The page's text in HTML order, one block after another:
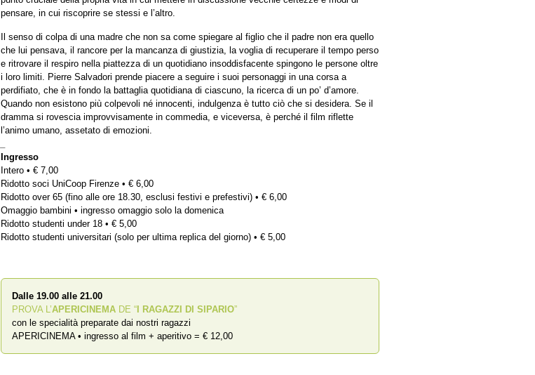
pensare, in cui riscoprire se stessi e l’altro.
Il senso di colpa di una madre che non sa come spiegare al figlio che il padre non era quello
che lui pensava, il rancore per la mancanza di giustizia, la voglia di recuperare il tempo perso
e ritrovare il respiro nella piattezza di un quotidiano insoddisfacente spingono le persone oltre
i loro limiti. Pierre Salvadori prende piacere a seguire i suoi personaggi in una corsa a
perdifiato, che è in fondo la battaglia quotidiana di ciascuno, la ricerca di un po’ d’amore.
Quando non esistono più colpevoli né innocenti, indulgenza è tutto ciò che si desidera. Se il
dramma si rovescia improvvisamente in commedia, e viceversa, è perché il film riflette
l’animo umano, assetato di emozioni.
Ingresso
Intero • € 7,00
Ridotto soci UniCoop Firenze • € 6,00
Ridotto over 65 (fino alle ore 18.30, esclusi festivi e prefestivi) • € 6,00
Omaggio bambini • ingresso omaggio solo la domenica
Ridotto studenti under 18 • € 5,00
Ridotto studenti universitari (solo per ultima replica del giorno) • € 5,00
Dalle 19.00 alle 21.00
PROVA L’APERICINEMA DE “ I RAGAZZI DI SIPARIO”
con le specialità preparate dai nostri ragazzi
APERICINEMA • ingresso al film + aperitivo = € 12,00